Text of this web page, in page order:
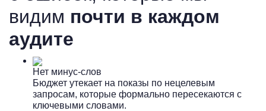
видим почти в каждом
аудите
Нет минус-слов
Бюджет утекает на показы по нецелевым
запросам, которые формально пересекаются с
ключевыми словами.